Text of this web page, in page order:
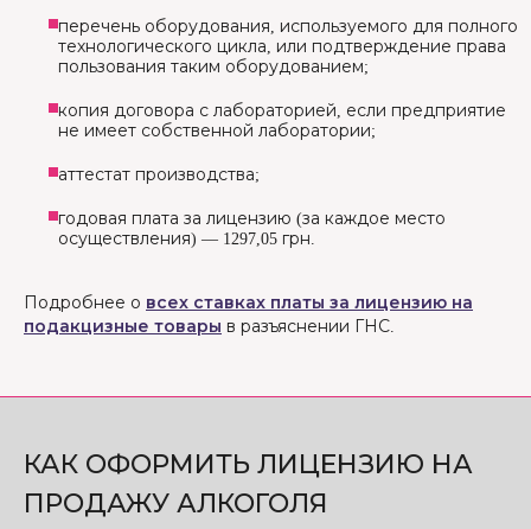
перечень оборудования, используемого для полного
технологического цикла, или подтверждение права
пользования таким оборудованием;
копия договора с лабораторией, если предприятие
не имеет собственной лаборатории;
аттестат производства;
годовая плата за лицензию (за каждое место
осуществления) — 1297,05 грн.
Подробнее о всех ставках платы за лицензию на
подакцизные товары в разъяснении ГНС.
КАК ОФОРМИТЬ ЛИЦЕНЗИЮ НА
ПРОДАЖУ АЛКОГОЛЯ